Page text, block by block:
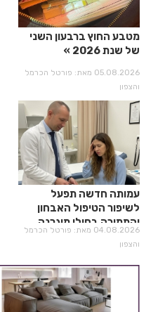
מטבע החוץ ברבעון השני
של שנת 2026
05.08.2026 מאת: פורטל הכרמל
והצפון
עמותה חדשה תפעל
לשיפור הטיפול האבחון
והתמיכה בחולי מיגרנה
וכאבי ראש04.08.2026 מאת: פורטל הכרמל
והצפון